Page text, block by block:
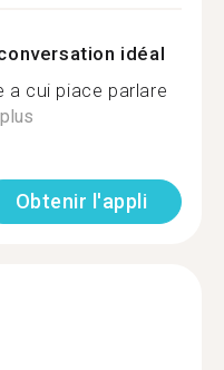
idéal
a cui piace parlare
Obtenir l'appli